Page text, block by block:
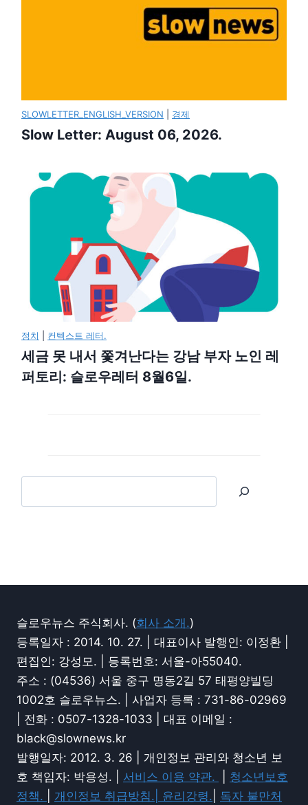
SLOWLETTER_ENGLISH_VERSION 경제
Slow Letter: August 06, 2026.
정치 컨텍스트 레터.
세금 못 내서 쫓겨난다는 강남 부자 노인 레
퍼토리: 슬로우레터 8월6일.
슬로우뉴스 주식회사. (회사 소개.)
등록일자 : 2014. 10. 27. | 대표이사 발행인: 이정환 |
편집인: 강성모. | 등록번호: 서울-아55040.
주소 : (04536) 서울 중구 명동2길 57 태평양빌딩
1002호 슬로우뉴스. | 사업자 등록 : 731-86-02969
| 전화 : 0507-1328-1033 | 대표 이메일 :
black@slownews.kr
발행일자: 2012. 3. 26 | 개인정보 관리와 청소년 보
호 책임자: 박용성. | 서비스 이용 약관.
청소년보호
정책.
개인정보 취급방침.| 윤리강령. 독자 불만처